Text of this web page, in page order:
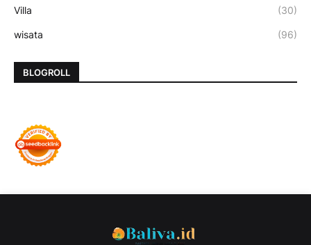
Villa (30)
wisata (96)
BLOGROLL